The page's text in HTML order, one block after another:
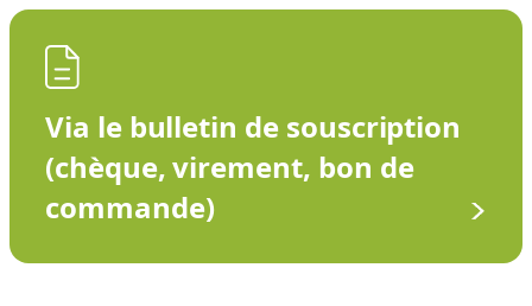
Via le bulletin de souscription
(chèque, virement, bon de
commande)